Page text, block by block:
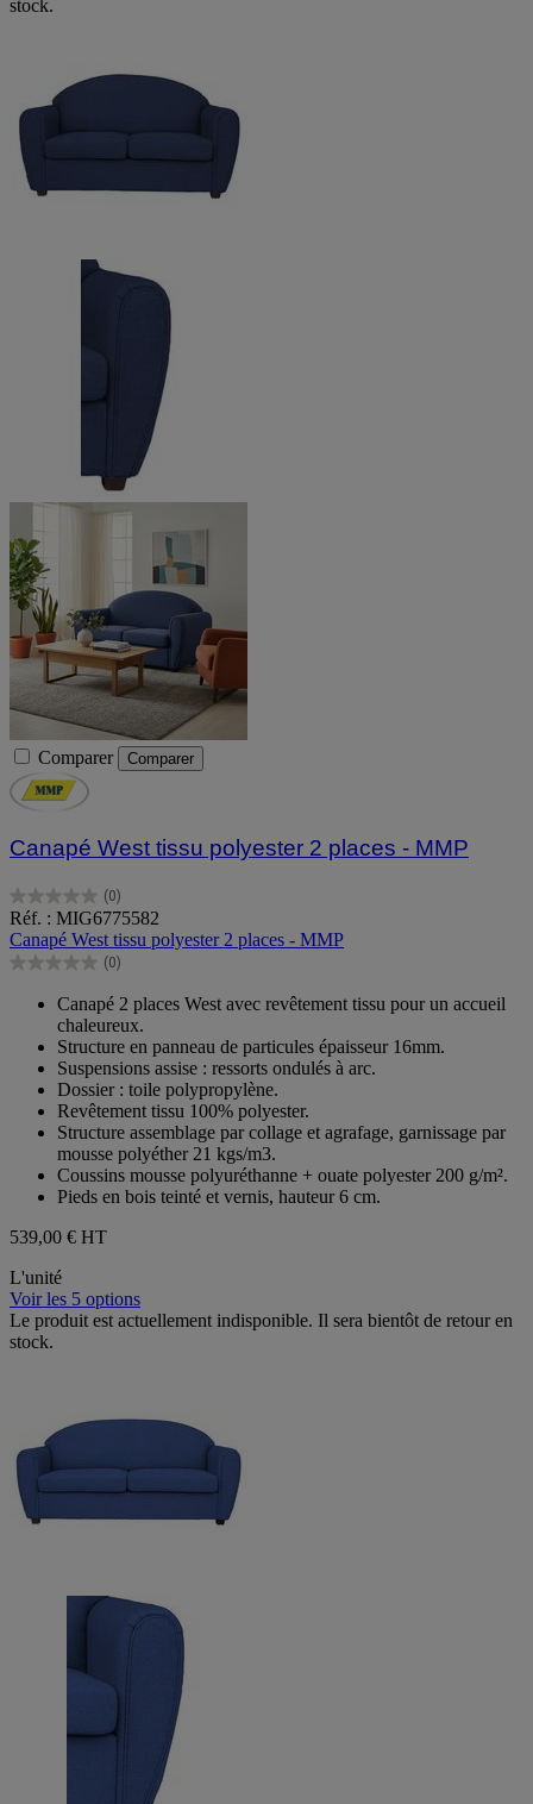
stock.
Comparer Comparer
Canapé West tissu polyester 2 places - MMP
(0)
0.0
sur
5
étoiles.
Réf. : MIG6775582
Canapé West tissu polyester 2 places - MMP
(0)
0.0
étoiles.
Canapé 2 places West avec revêtement tissu pour un accueil
chaleureux.
Structure en panneau de particules épaisseur 16mm.
Suspensions assise : ressorts ondulés à arc.
Dossier : toile polypropylène.
Revêtement tissu 100% polyester.
Structure assemblage par collage et agrafage, garnissage par
mousse polyéther 21 kgs/m3.
Coussins mousse polyuréthanne + ouate polyester 200 g/m².
Pieds en bois teinté et vernis, hauteur 6 cm.
539,00 € HT
L'unité
Voir les 5 options
Le produit est actuellement indisponible. Il sera bientôt de retour en
stock.